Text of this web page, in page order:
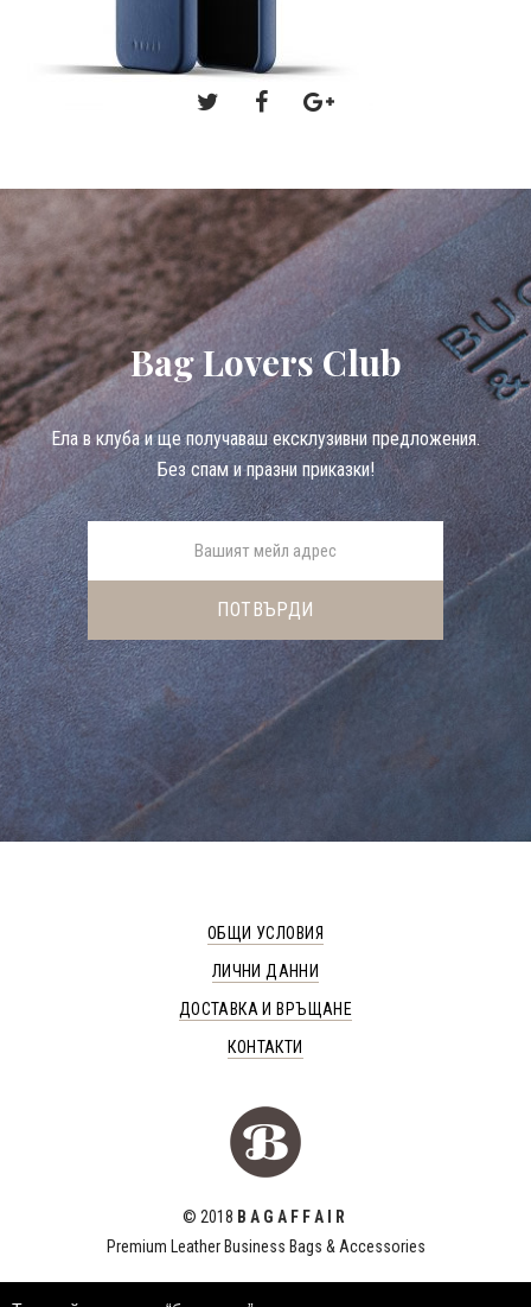
Bag Lovers Club
Eла в клуба и ще получаваш ексклузивни предложения.
Без спам и празни приказки!
ОБЩИ УСЛОВИЯ
ЛИЧНИ ДАННИ
ДОСТАВКА И ВРЪЩАНЕ
КОНТАКТИ
© 2018 B A G A F F A I R
Premium Leather Business Bags & Accessories